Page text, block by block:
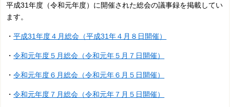
平成31年度（令和元年度）に開催された総会の議事録を掲載してい
ます。
・平成31年度４月総会（平成31年４月８日開催）
・令和元年度５月総会（令和元年５月７日開催）
・令和元年度６月総会（令和元年６月５日開催）
・令和元年度７月総会（令和元年７月５日開催）